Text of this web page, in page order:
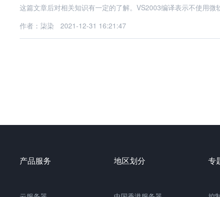
这篇文章后对相关知识有一定的了解。VS2003编译表示不使用微
作者：柒染
2021-12-31 16:21:47
产品服务 地区划分 专